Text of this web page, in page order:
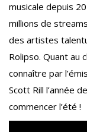
musicale depuis
millions de
des artistes
Rolipso. Quant au
connaître par
Scott Rill l’année
commencer l’été !